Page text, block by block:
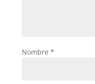
Nombre *